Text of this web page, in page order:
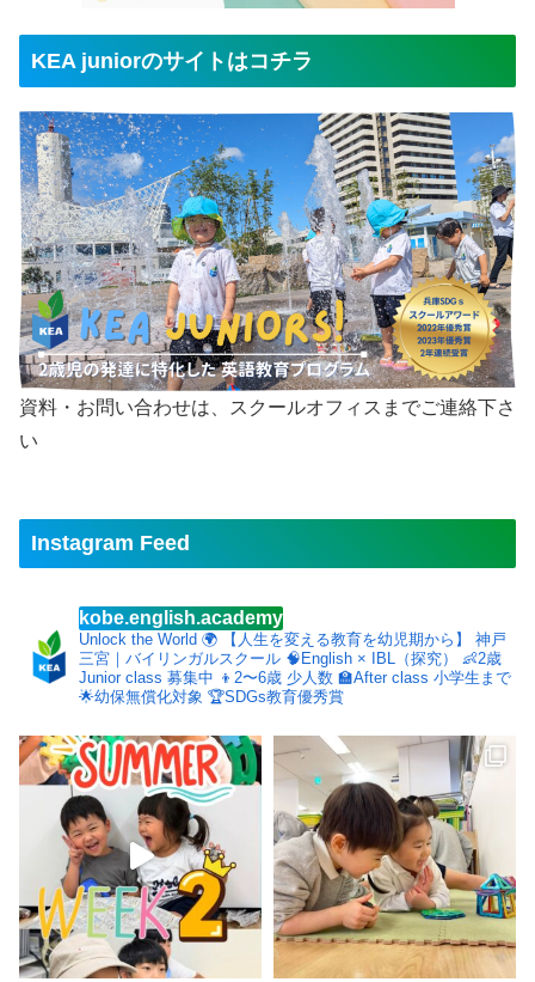
KEA juniorのサイトはコチラ
資料・お問い合わせは、スクールオフィスまでご連絡下さ
い
Instagram Feed
kobe.english.academy
Unlock the World 🌍 【人生を変える教育を幼児期から】
神戸
三宮｜バイリンガルスクール 🧠English × IBL（探究）
👶2歳
Junior class 募集中 👦2〜6歳 少人数 🏫After class 小学生まで
🌟幼保無償化対象 🏆SDGs教育優秀賞